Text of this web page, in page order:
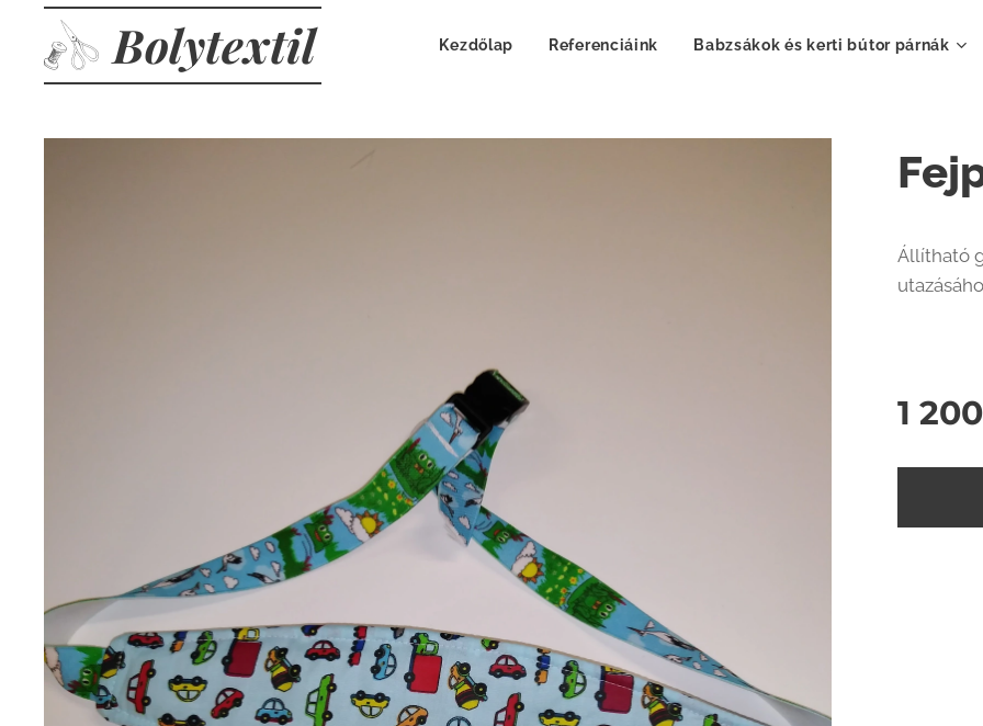
Bolytextil Kezdőlap Referenciáink Babzsákok és kerti bútor párnák
Állítható
1 200